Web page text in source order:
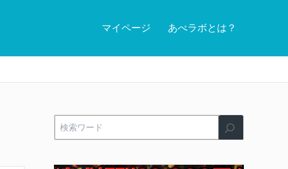
マイページ あべラボとは？